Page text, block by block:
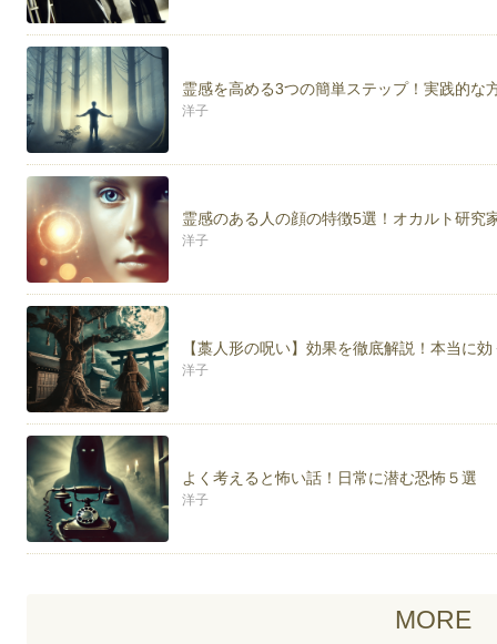
霊感を高める3つの簡単ステップ！実践的な
洋子
霊感のある人の顔の特徴5選！オカルト研究
洋子
【藁人形の呪い】効果を徹底解説！本当に
洋子
よく考えると怖い話！日常に潜む恐怖５選
洋子
MORE